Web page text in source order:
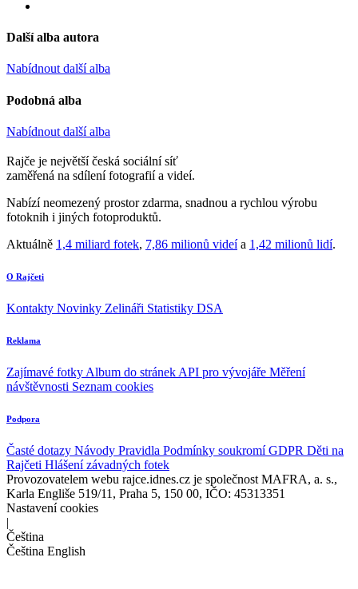
Další alba autora
Nabídnout další alba
Podobná alba
Nabídnout další alba
Rajče je největší česká sociální síť
zaměřená na sdílení fotografií a videí.
Nabízí neomezený prostor zdarma, snadnou a rychlou výrobu
fotoknih i jiných fotoproduktů.
Aktuálně 1,4 miliard fotek, 7,86 milionů videía 1,42 milionů lidí.
O Rajčeti
Kontakty Novinky Zelináři Statistiky DSA
Reklama
Zajímavé fotky Album do stránek API pro vývojáře Měření
návštěvnosti Seznam cookies
Podpora
Časté dotazy Návody Pravidla Podmínky soukromíGDPR Děti na
Rajčeti Hlášení závadných fotek
Provozovatelem webu rajce.idnes.cz je společnost MAFRA, a. s.,
Karla Engliše 519/11, Praha 5, 150 00, IČO: 45313351
Nastavení cookies
|
Čeština
Čeština English